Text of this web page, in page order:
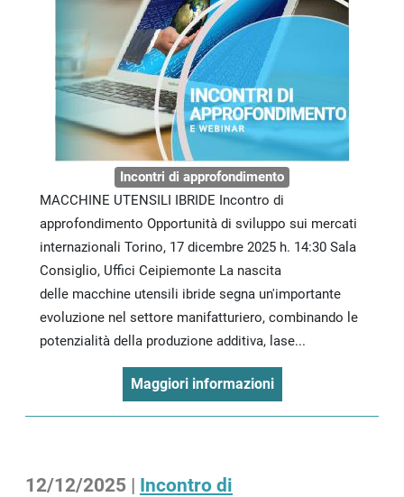
Incontri di approfondimento
MACCHINE UTENSILI IBRIDE Incontro di
approfondimento Opportunità di sviluppo sui mercati
internazionali Torino, 17 dicembre 2025 h. 14:30 Sala
Consiglio, Uffici Ceipiemonte La nascita
delle macchine utensili ibride segna un'importante
evoluzione nel settore manifatturiero, combinando le
potenzialità della produzione additiva, lase...
Maggiori informazioni
12/12/2025 | Incontro di